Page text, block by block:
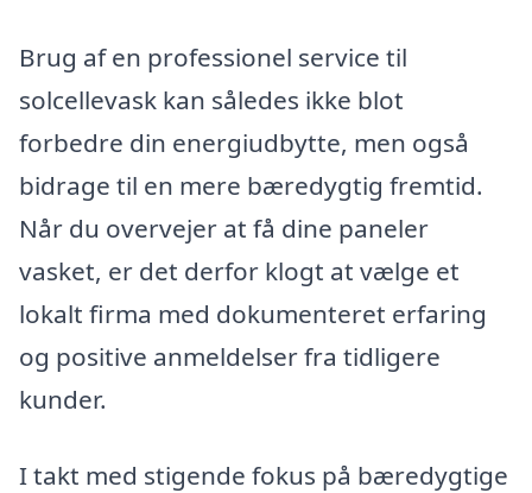
Brug af en professionel service til
solcellevask kan således ikke blot
forbedre din energiudbytte, men også
bidrage til en mere bæredygtig fremtid.
Når du overvejer at få dine paneler
vasket, er det derfor klogt at vælge et
lokalt firma med dokumenteret erfaring
og positive anmeldelser fra tidligere
kunder.
I takt med stigende fokus på bæredygtige